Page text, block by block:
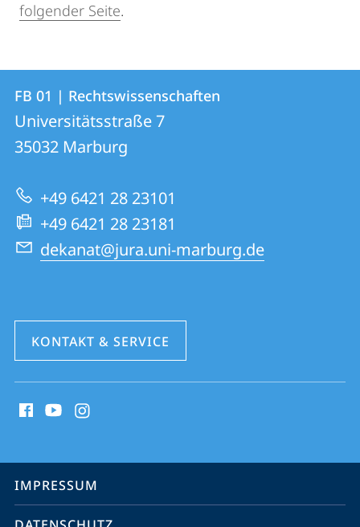
folgender Seite.
Kontakt
und
Informationen
zur
Website
Kontaktinformationen
FB
01
Rechtswissenschaften
FB 01 | Rechtswissenschaften
Universitätsstraße 7
35032 Marburg
+49 6421 28 23101
+49 6421 28 23181
dekanat@jura.uni-marburg.de
KONTAKT & SERVICE
Media
Service-
Navigation
IMPRESSUM